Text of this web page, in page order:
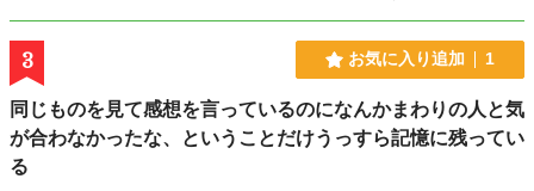
3 お気に入り追加 1
同じものを見て感想を言っているのになんかまわりの人と気
が合わなかったな、ということだけうっすら記憶に残ってい
る